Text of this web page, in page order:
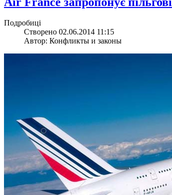
Подробиці
Створено 02.06.2014 11:15
Автор: Конфликты и законы